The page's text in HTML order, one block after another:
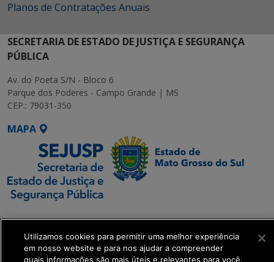
Planos de Contratações Anuais
SECRETARIA DE ESTADO DE JUSTIÇA E SEGURANÇA
PÚBLICA
Av. do Poeta S/N - Bloco 6
Parque dos Poderes - Campo Grande | MS
CEP.: 79031-350
MAPA
SETDIG | Secretaria-
Executiva de
Transformação Digital
Utilizamos cookies para permitir uma melhor experiência
em nosso website e para nos ajudar a compreender
quais informações são mais úteis e relevantes para você.